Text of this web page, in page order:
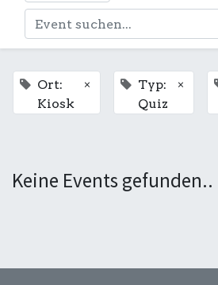
Ort:
Kiosk
×
Typ:
Quiz
×
Keine Events gefunden..